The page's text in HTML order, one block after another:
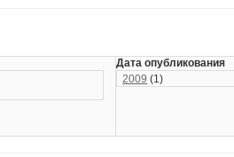
Дата опубликования
2009 (1)